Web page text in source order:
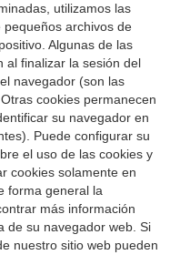
utilizamos las
archivos de
Algunas de las
al finalizar la sesión del
navegador (son las
cookies permanecen
su navegador en
Puede configurar su
el uso de las cookies y
cookies solamente en
forma general la
más información
de su navegador web. Si
nuestro sitio web pueden